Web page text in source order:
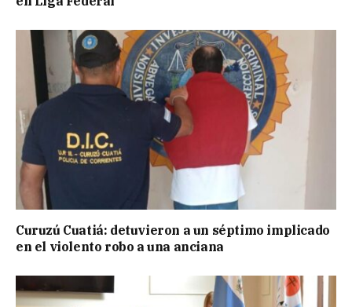
Curuzú Cuatiá: detuvieron a un séptimo implicado
en el violento robo a una anciana